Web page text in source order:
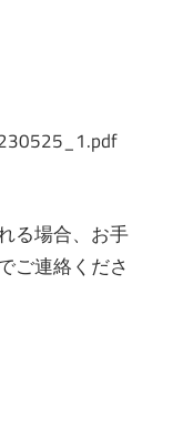
る場合、お手
ご連絡くださ